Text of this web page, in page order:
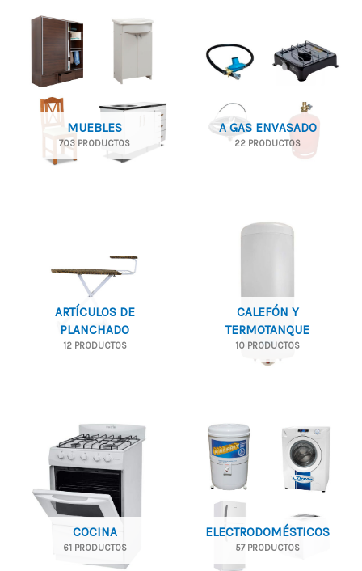
MUEBLES
703 PRODUCTOS
A GAS ENVASADO
22 PRODUCTOS
ARTÍCULOS DE
PLANCHADO
12 PRODUCTOS
CALEFÓN Y
TERMOTANQUE
10 PRODUCTOS
COCINA
61 PRODUCTOS
ELECTRODOMÉSTICOS
57 PRODUCTOS